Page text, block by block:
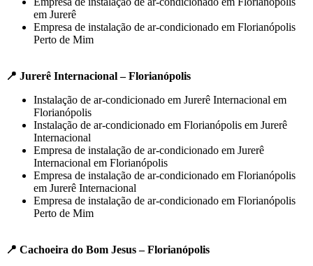
em Jurerê
Empresa de instalação de ar-condicionado em Florianópolis
Perto de Mim
📍 Jurerê Internacional – Florianópolis
Instalação de ar-condicionado em Jurerê Internacional em
Florianópolis
Instalação de ar-condicionado em Florianópolis em Jurerê
Internacional
Empresa de instalação de ar-condicionado em Jurerê
Internacional em Florianópolis
Empresa de instalação de ar-condicionado em Florianópolis
em Jurerê Internacional
Empresa de instalação de ar-condicionado em Florianópolis
Perto de Mim
📍 Cachoeira do Bom Jesus – Florianópolis